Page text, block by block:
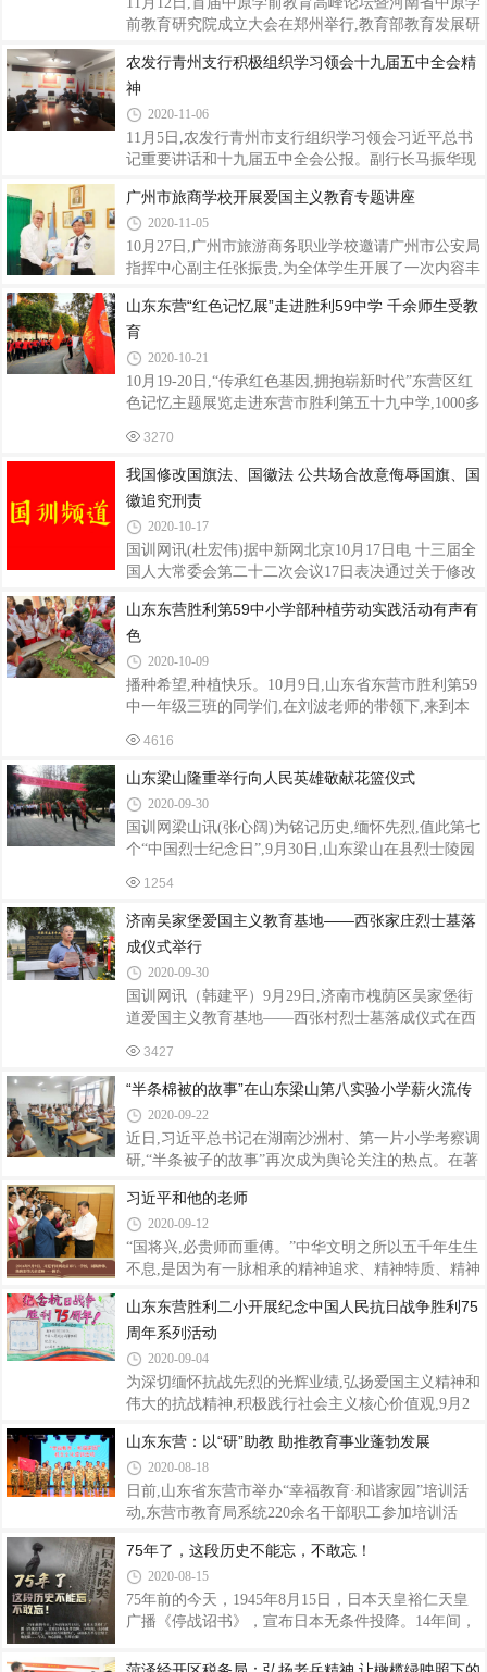
了学校和老师,自己可以当“甩手掌柜”。理解出现偏
差,就会造成家长与教师之间的责任边界趋于模糊,导
致家校共育停留于表面,难以实现预期效果。孩子们的
成长过程,大部分时间都在校园。学校
前教育研究院成立大会在郑州举行,教育部教育发展研
大会并发表演讲,张露当选为河南省中原学前教育研究
院院长。来自内蒙古、河北、浙江、上海、四川、重
庆、河南等地的知名学前教育专家学者、高校学前教
育工作者、中原名师、名园长等200余人参加了大
会。本次高峰论坛为期两天半,主题为“新政引领下的
政策、学前教育高质量发展两个学术论题进行。张力
介绍,新中国成立以来特别是党的十八大以来
农发行青州支行积极组织学习领会十九届五中全会精
神
2020-11-06
11月5日,农发行青州市支行组织学习领会习近平总书
记重要讲话和十九届五中全会公报。副行长马振华现
播及网络信息等多形式,把党的十九届五中全会精神学
懂、吃透,动员全体干部职工提振信心,全面完成年度
工作目标。党的十九届五中全会闭幕以来,该行充分利
用党课、例会、周会等时间,组织全体干部职工认真学
为提升干部职工依法履职、廉洁用权的政治意识和能
力素养,该行还利用秋冬交替时节开展警示教育专题学
习,组织全体人员学习《公职人员政务处
广州市旅商学校开展爱国主义教育专题讲座
2020-11-05
10月27日,广州市旅游商务职业学校邀请广州市公安局
指挥中心副主任张振贵,为全体学生开展了一次内容丰
承载和平心愿中国维和警察工作20周年”。活动对于
弘扬爱国主义精神,增强和激发学生们的家国情怀产生
积极影响。学校王朝晖副校长、黄新伟科长陪同出
席。张振贵(右)张振贵任职联合国东帝汶任务区维和
警察新闻官、联合国海地任务区维和警察新闻官、联
参与维和行动;曾当选首届羊城十大杰出青年卫
士、“广东省优秀人民警察”、“联合国和
山东东营“红色记忆展”走进胜利59中学 千余师生受教
育
2020-10-21
10月19-20日,“传承红色基因,拥抱崭新时代”东营区红
色记忆主题展览走进东营市胜利第五十九中学,1000多
迹,收到良好的教育效果。学校少先大队利用课外活动
时间,组织小学部全体少先队员分两批参加了此次展览
活动。孩子们穿着整齐的校服,佩戴着鲜艳的红领巾,
在高高飘扬的队旗映照下参观了展览。此次展览共展
出40块展板,由东营区关工委精心选编,共收录人物75
名,分为早期红色人物、抗战时期红色人物、解放战争
时期红色人物、建国后红色人物四个部分。这些人物
都是从东营区这片热土上走出去的先锋
3270
我国修改国旗法、国徽法 公共场合故意侮辱国旗、国
徽追究刑责
2020-10-17
国训网讯(杜宏伟)据中新网北京10月17日电 十三届全
国人大常委会第二十二次会议17日表决通过关于修改
行。对于损害国旗、国徽尊严的行为,修改后的国旗
法、国徽法作出进一步禁止性规定。比如,国旗法明
确,不得倒挂、倒插或者以其他有损国旗尊严的方式升
挂、使用国旗。不得随意丢弃国旗。根据新法,在公共
场合故意以焚烧、毁损、涂划、玷污、践踏等方式侮
安机关处以十五日以下拘留。此外,新法还增加国旗、
国徽适用场合。例如,增加规定专门人民法院
山东东营胜利第59中小学部种植劳动实践活动有声有
色
2020-10-09
播种希望,种植快乐。10月9日,山东省东营市胜利第59
中一年级三班的同学们,在刘波老师的带领下,来到本
示范并和孩子们一起除草、间苗。张奕萱同学高兴地
说:“萝卜苗绿油油真可爱,地底下长着大萝卜。”张政
同学说:“等长出大萝卜,我们来拔萝卜!”。据该校校长
李龙琦介绍,2020年东营市胜利第五十九中学被评为东
营市劳动教育实验学校,做为东营区唯一的代表推荐在
东营市劳动教育培训会进行经验介绍。学校一直注重
学生劳动教育的培养,从小学开始通过日常的一点一滴
4616
山东梁山隆重举行向人民英雄敬献花篮仪式
2020-09-30
国训网梁山讯(张心阔)为铭记历史,缅怀先烈,值此第七
个“中国烈士纪念日”,9月30日,山东梁山在县烈士陵园
县人大常委会、县政府、县政协、县人武部和县直各
部门、各乡镇、街道的负责同志,以及部分在校师生和
社会各界群众、预备党员代表等参加了公祭活动,深切
缅怀革命先烈的丰功伟迹,虔诚祭奠革命先烈的不朽英
魂。文图│张心阔编审│杜宏伟编辑│孙廷友统筹│李
兴新
1254
济南吴家堡爱国主义教育基地——西张家庄烈士墓落
成仪式举行
2020-09-30
国训网讯（韩建平）9月29日,济南市槐荫区吴家堡街
道爱国主义教育基地——西张村烈士墓落成仪式在西
高太吉,区退役军人事务局局长王波,区统战部副部
长、区民宗局局长党培杰,吴家堡街道党工委、办事处
有关领导,部分村书记、主任、党员、群众代表,烈士
遗属,老战士代表等参加活动。吴家堡街道党工委副书
记、办事处主任孙莉主持活动。上午十时,落成仪式正
式开始,面对庄严的烈士墓碑,全体人员肃立,奏唱《中
华人民共和国国歌》。吴家堡街道党工委书记赵新文
在落成仪式上致辞时强调,先烈们追求光明、追求理
想、追求正义
3427
“半条棉被的故事”在山东梁山第八实验小学薪火流传
2020-09-22
近日,习近平总书记在湖南沙洲村、第一片小学考察调
研,“半条被子的故事”再次成为舆论关注的热点。在著
烈反响。9月21日,梁山县第八实验小学组织观看红色
电影《半条棉被》,在思政课上讲述《半条被子的故
事》,让全体师生感受共产党人与人民群众荣辱与共、
风雨同舟的鱼水深情。学校通过召开主题班会,组织学
理想,坚定理想信念,传承红色基因,筑牢知识基础,将来
成长为祖国的栋梁之才。
习近平和他的老师
2020-09-12
“国将兴,必贵师而重傅。”中华文明之所以五千年生生
不息,是因为有一脉相承的精神追求、精神特质、精神
三十六个教师节到来之际,习近平总书记向全国广大教
师和教育工作者致以节日的祝贺和诚挚的慰问,强
调“让教师真正成为最受社会尊重和令人羡慕的职业,
在全社会营造尊师重教的良好风尚”。尊师重教,几十
年来,习近平身体力行。感念师恩,是永驻他心中的情
他们教给我知识、教给我做人的道理,让我受益无
穷。”2014年教师节前夕,同北京师范大学
山东东营胜利二小开展纪念中国人民抗日战争胜利75
周年系列活动
2020-09-04
为深切缅怀抗战先烈的光辉业绩,弘扬爱国主义精神和
伟大的抗战精神,积极践行社会主义核心价值观,9月2
容丰富的“传承红色基因,争做新时代好队员”主题教育
活动。学校举办了“红色基因我传承”抗日英雄故事
会、“英雄在我心中”演讲,并组织观看了《小英雄王二
小》、《小兵张嘎》等红色抗战题材影片,让师生进一
同学们的精神受到了极大地震撼与洗礼,让红色基因和
抗战精神内化于心。李翼瞳同学在影片观后感中
说:“历史是有温度的,我们是幸运的
山东东营：以“研”助教 助推教育事业蓬勃发展
2020-08-18
日前,山东省东营市举办“幸福教育·和谐家园”培训活
动,东营市教育局系统220余名干部职工参加培训活
级研学旅行营地,助推东营教育事业蓬勃发展。活动
中,党员干部纷纷放下年龄、身份的包袱,变身挑战不
可能的“勇士”。他们积极组建团队,开展团队破冰,在
有趣的拓展游戏中受到启发。响亮的队名、富有创意
营市教育局工作人员张希星接受采访时表示:“通过参
75年了，这段历史不能忘，不敢忘！
2020-08-15
75年前的今天，1945年8月15日，日本天皇裕仁天皇
广播《停战诏书》，宣布日本无条件投降。14年间，
平方公里土地沦陷……今天，勿忘国耻，吾辈自强！